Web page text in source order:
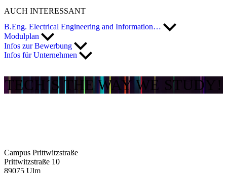
AUCH INTERESSANT
B.Eng. Electrical Engineering and Information…
Modulplan
Infos zur Bewerbung
Infos für Unternehmen
TECH´S THE WAY WE STUDY!
Campus Prittwitzstraße
Prittwitzstraße 10
89075 Ulm